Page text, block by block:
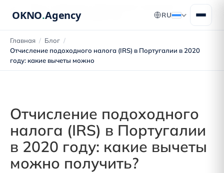
OKNO.Agency RU
Главная / Блог /
Отчисление подоходного налога (IRS) в Португалии в 2020
году: какие вычеты можно
ВНЖ, ПМЖ и гражданства
Отчисление подоходного
налога (IRS) в Португалии
в 2020 году: какие вычеты
можно получить?